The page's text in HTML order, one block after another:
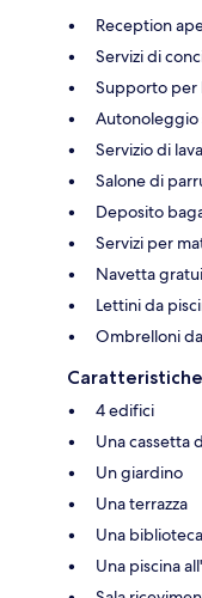
Reception
Servizi di
Supporto per
Autonoleggio
Servizio di
Salone di
Deposito
Servizi per
Navetta
Lettini da
Ombrelloni
4 edifici
Una cassetta
Un giardino
Una terrazza
Una biblioteca
Una piscina